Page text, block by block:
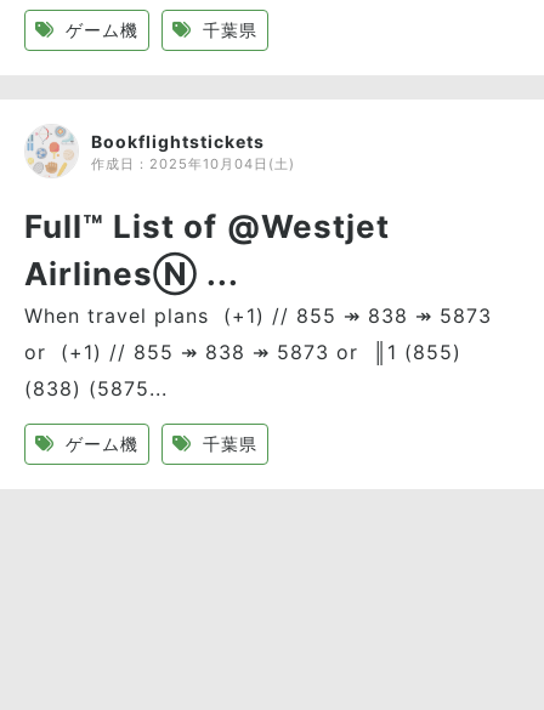
ゲーム機 千葉県
Bookflightstickets
作成日： 2025年10月04日(土)
Full™ List of @Westjet
AirlinesⓃ ...
When travel plans (+1) // 855 ↠ 838 ↠ 5873
or (+1) // 855 ↠ 838 ↠ 5873 or ║1 (855)
(838) (5875...
ゲーム機 千葉県